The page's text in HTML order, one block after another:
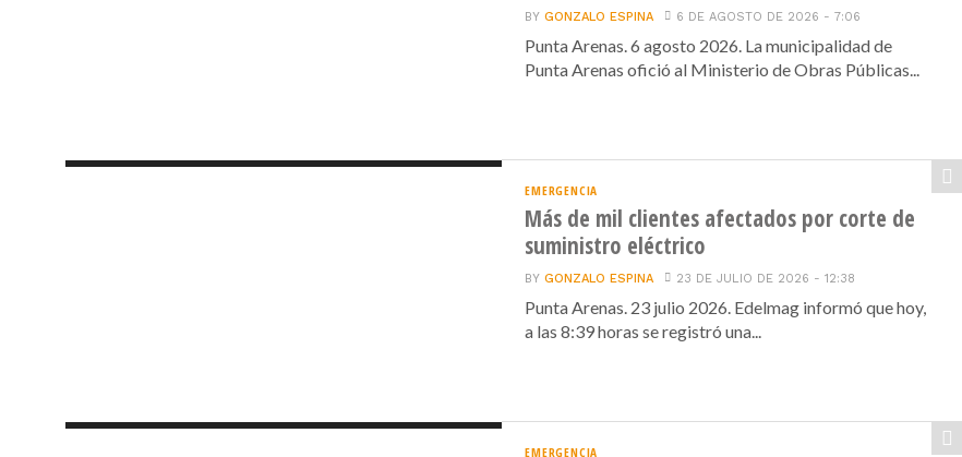
BYGONZALO ESPINA 6 DE AGOSTO DE 2026 - 7:06
Punta Arenas. 6 agosto 2026. La municipalidad de
Punta Arenas ofició al Ministerio de Obras Públicas...
EMERGENCIA
Más de mil clientes afectados por corte de
suministro eléctrico
BYGONZALO ESPINA 23 DE JULIO DE 2026 - 12:38
Punta Arenas. 23 julio 2026. Edelmag informó que hoy,
a las 8:39 horas se registró una...
EMERGENCIA